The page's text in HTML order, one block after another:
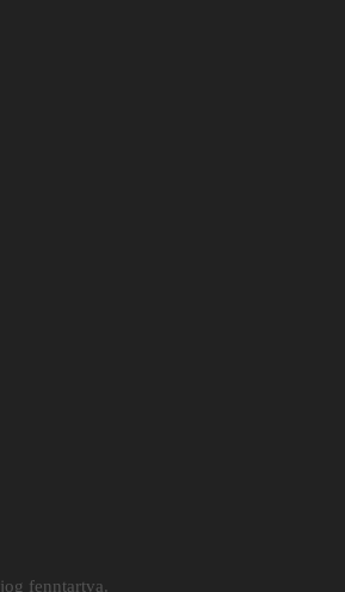
fenntartva.